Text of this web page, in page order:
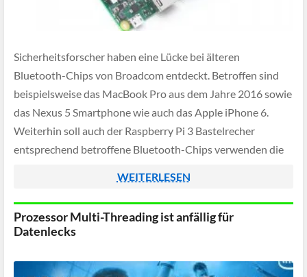
Sicherheitsforscher haben eine Lücke bei älteren
Bluetooth-Chips von Broadcom entdeckt. Betroffen sind
beispielsweise das MacBook Pro aus dem Jahre 2016 sowie
das Nexus 5 Smartphone wie auch das Apple iPhone 6.
Weiterhin soll auch der Raspberry Pi 3 Bastelrecher
entsprechend betroffene Bluetooth-Chips verwenden die
WEITERLESEN
Prozessor Multi-Threading ist anfällig für
Datenlecks